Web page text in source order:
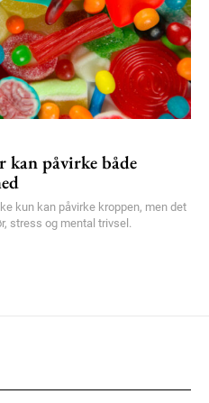
kan påvirke både
kun kan påvirke kroppen, men det
stress og mental trivsel.